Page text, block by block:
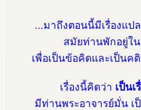
...มาถึงตอนนี้มีเรื่องแ
สมัยท่านพักอยู่ใ
เพื่อเป็นข้อคิดและเป็นค
เรื่องนี้คิดว่า เป็น
มีท่านพระอาจารย์มั่น